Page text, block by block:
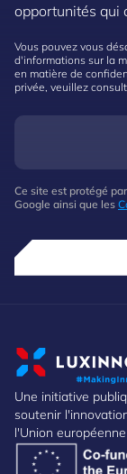
opportunités qui
Vous pouvez vous
d'informations sur la
en matière de
privée, veuillez
Ce site est protégé
Google ainsi que les
Une initiative
soutenir
l'Union européenne